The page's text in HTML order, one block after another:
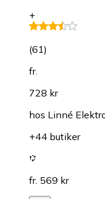
+
(61)
fr.
728 kr
hos Linné
+44 butiker
fr. 569 kr